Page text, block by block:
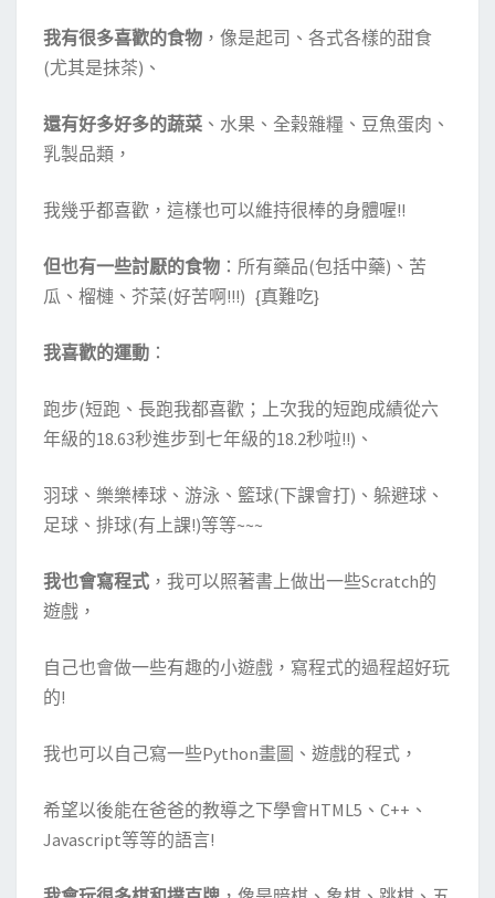
我有很多喜歡的食物 ，像是起司、各式各樣的甜食
(尤其是抹茶)、
還有好多好多的蔬菜 、水果、全榖雜糧、豆魚蛋肉、
乳製品類，
我幾乎都喜歡，這樣也可以維持很棒的身體喔!!
但也有一些討厭的食物 ：所有藥品(包括中藥)、苦
瓜、榴槤、芥菜(好苦啊!!!) {真難吃}
我喜歡的運動 ：
跑步(短跑、長跑我都喜歡；上次我的短跑成績從六
年級的18.63秒進步到七年級的18.2秒啦!!)、
羽球、樂樂棒球、游泳、籃球(下課會打)、躲避球、
足球、排球(有上課!)等等~~~
我也會寫程式 ，我可以照著書上做出一些Scratch的
遊戲，
自己也會做一些有趣的小遊戲，寫程式的過程超好玩
的!
我也可以自己寫一些Python畫圖、遊戲的程式，
希望以後能在爸爸的教導之下學會HTML5、C++、
Javascript等等的語言!